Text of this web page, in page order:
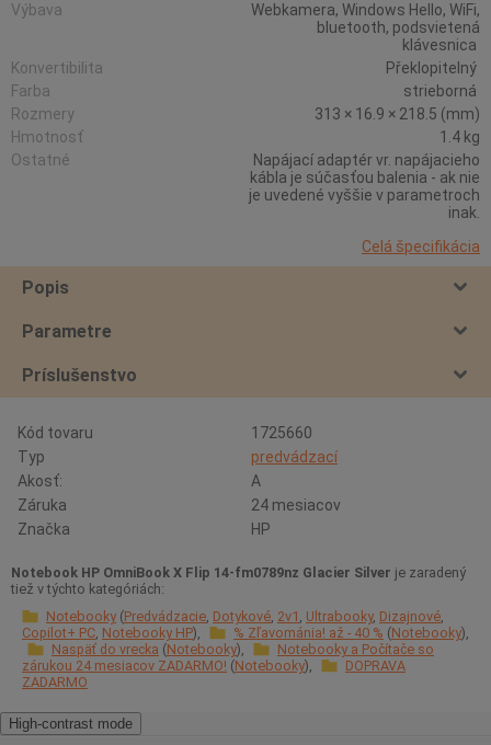
Výbava
Webkamera, Windows Hello, WiFi,
bluetooth, podsvietená
klávesnica
Konvertibilita
Překlopitelný
Farba
strieborná
Rozmery
313 × 16.9 × 218.5 (mm)
Hmotnosť
1.4 kg
Ostatné
Napájací adaptér vr. napájacieho
kábla je súčasťou balenia - ak nie
je uvedené vyššie v parametroch
inak.
Celá špecifikácia
Popis
Parametre
Príslušenstvo
Kód tovaru
1725660
Typ
predvádzací
Akosť:
A
Záruka
24 mesiacov
Značka
HP
Notebook HP OmniBook X Flip 14-fm0789nz Glacier Silver je zaradený
tiež v týchto kategóriách:
Notebooky Predvádzacie Dotykové 2v1 Ultrabooky Dizajnové
Copilot+ PC Notebooky HP % Zľavománia! až - 40 % Notebooky
Naspäť do vrecka Notebooky
Notebooky a Počítače so
zárukou 24 mesiacov ZADARMO! Notebooky
DOPRAVA
ZADARMO
High-contrast mode